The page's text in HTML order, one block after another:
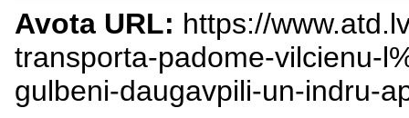
Avota URL: https://
transporta-padome-vilcienu-
gulbeni-daugavpili-un-indru-